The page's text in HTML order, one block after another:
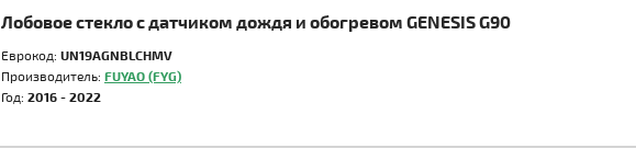
Лобовое стекло с датчиком дождя и обогревом GENESIS G90
Еврокод: UN19AGNBLCHMV
Производитель: FUYAO (FYG)
Год: 2016 - 2022